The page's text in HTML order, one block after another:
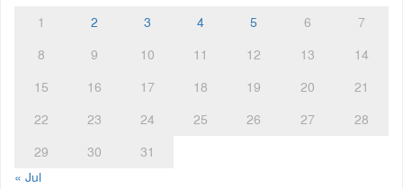
1 2 3 4 5 6
7
8
9 10 11 12 13
14
15
16 17 18 19 20
21
22
23 24 25 26 27
28
29
30
31
« Jul